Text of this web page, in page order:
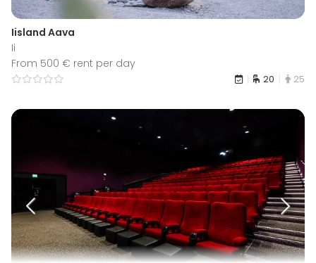
Iisland Aava
Ii
From 500 € rent per day
20 25